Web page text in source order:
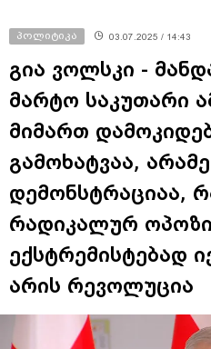
პოლიტიკა 03.07.2025 / 14:43
გია ვოლსკი -
მარტო საკუთარი
მიმართ
გამოხატვაა,
დემონსტრაციაა,
რადიკალურ
ექსტრემისტებად
არის რევოლუცია